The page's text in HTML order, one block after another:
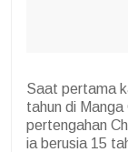
Saat pertama
tahun di
pertengahan
ia berusia 15